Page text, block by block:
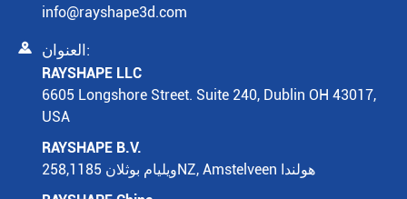
info@rayshape3d.com
 العنوان:
RAYSHAPE LLC
6605 Longshore Street. Suite 240, Dublin OH 43017,
USA
RAYSHAPE B.V.
ويليام بوثلان 258,1185NZ, Amstelveen هولندا